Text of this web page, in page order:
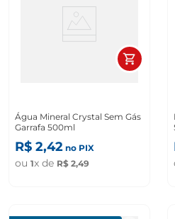
Água Mineral Crystal Sem Gás
Garrafa 500ml
R$ 2,42 no PIX
ou 1x de R$ 2,49